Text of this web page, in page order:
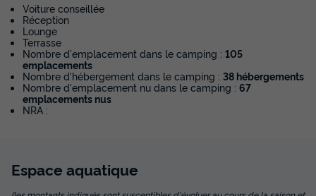
CHALET 4 personnes - Chalet Bois Nature
Confort 25 m² avec clim (M) 4 pers
25m² 4
Voiture conseillée
Réception
Lounge
Terrasse
Nombre d'emplacement dans le camping : 105
emplacements
Nombre d'hébergement dans le camping : 38 hébergements
Nombre d'emplacement nu dans le camping : 67
emplacements nus
NRA :
Espace aquatique